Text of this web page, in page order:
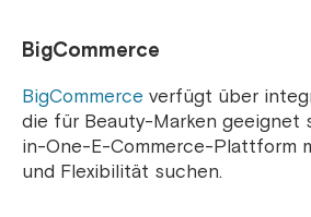
BigCommerce
BigCommerce verfügt über
die für Beauty-Marken geeignet
in-One-E-Commerce-Plattform
und Flexibilität suchen.